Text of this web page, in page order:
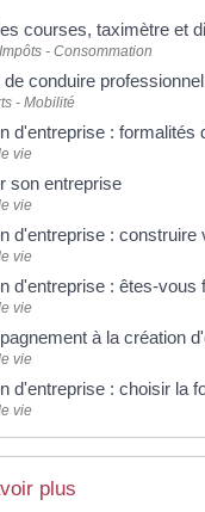
courses, taximètre et
- Consommation
conduire
- Mobilité
d'entreprise :
vie
son entreprise
vie
d'entreprise : construire
vie
d'entreprise : êtes-vous
vie
à la création
vie
d'entreprise : choisir la
vie
plus